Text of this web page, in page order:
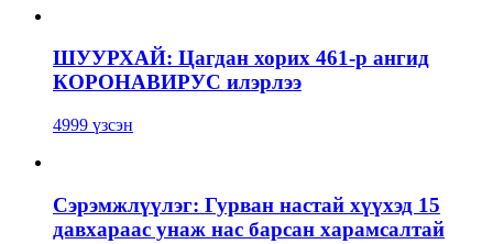
ШУУРХАЙ: Цагдан хорих 461-р ангид
КОРОНАВИРУС илэрлээ
4999 үзсэн
Сэрэмжлүүлэг: Гурван настай хүүхэд 15
давхараас унаж нас барсан харамсалтай